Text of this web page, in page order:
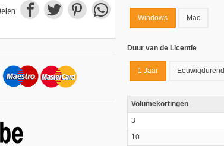
Windows Mac
Duur van de Licentie
1 Jaar Eeuwigdurend
Volumekortingen
3
10